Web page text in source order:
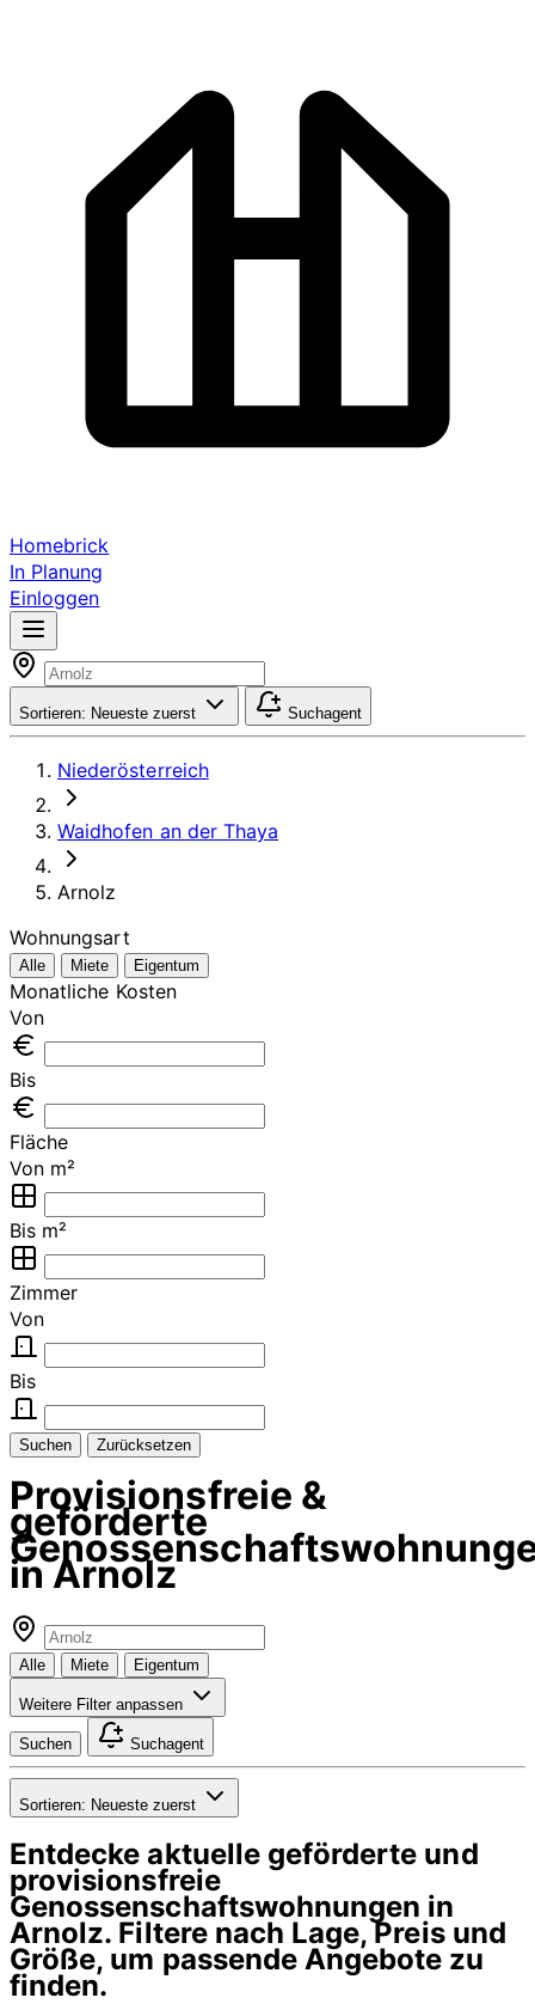
Homebrick
In Planung
Einloggen
Sortieren: Neueste zuerst Suchagent
Niederösterreich
Waidhofen an der Thaya
Arnolz
Wohnungsart
Alle Miete Eigentum
Monatliche Kosten
Von
Bis
Fläche
Von m²
Bis m²
Zimmer
Von
Bis
Suchen Zurücksetzen
Provisionsfreie &
geförderte
in Arnolz
Alle Miete Eigentum
Weitere Filter anpassen
Suchen Suchagent
Sortieren: Neueste zuerst
Entdecke aktuelle geförderte und
provisionsfreie
Genossenschaftswohnungen in
Arnolz. Filtere nach Lage, Preis und
Größe, um passende Angebote zu
finden.